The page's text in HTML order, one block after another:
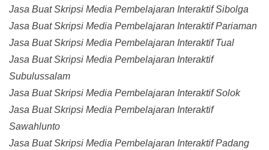
Jasa Buat Skripsi Media Pembelajaran Interaktif Sibolga
Jasa Buat Skripsi Media Pembelajaran Interaktif Pariaman
Jasa Buat Skripsi Media Pembelajaran Interaktif Tual
Jasa Buat Skripsi Media Pembelajaran Interaktif
Subulussalam
Jasa Buat Skripsi Media Pembelajaran Interaktif Solok
Jasa Buat Skripsi Media Pembelajaran Interaktif
Sawahlunto
Jasa Buat Skripsi Media Pembelajaran Interaktif Padang